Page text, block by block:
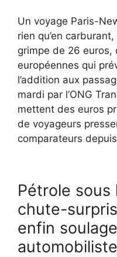
Un voyage Paris-
rien qu’en
grimpe de 26 euros,
européennes qui
l’addition aux
mardi par l’ONG
mettent des euros
de voyageurs
comparateurs
Pétrole sous
chute-
enfin